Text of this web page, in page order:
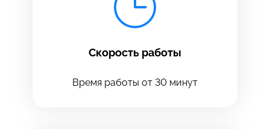
Скорость работы
Время работы от 30 минут